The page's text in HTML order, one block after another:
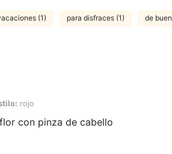
(1) para disfraces (1) de
rojo
con pinza de cabello